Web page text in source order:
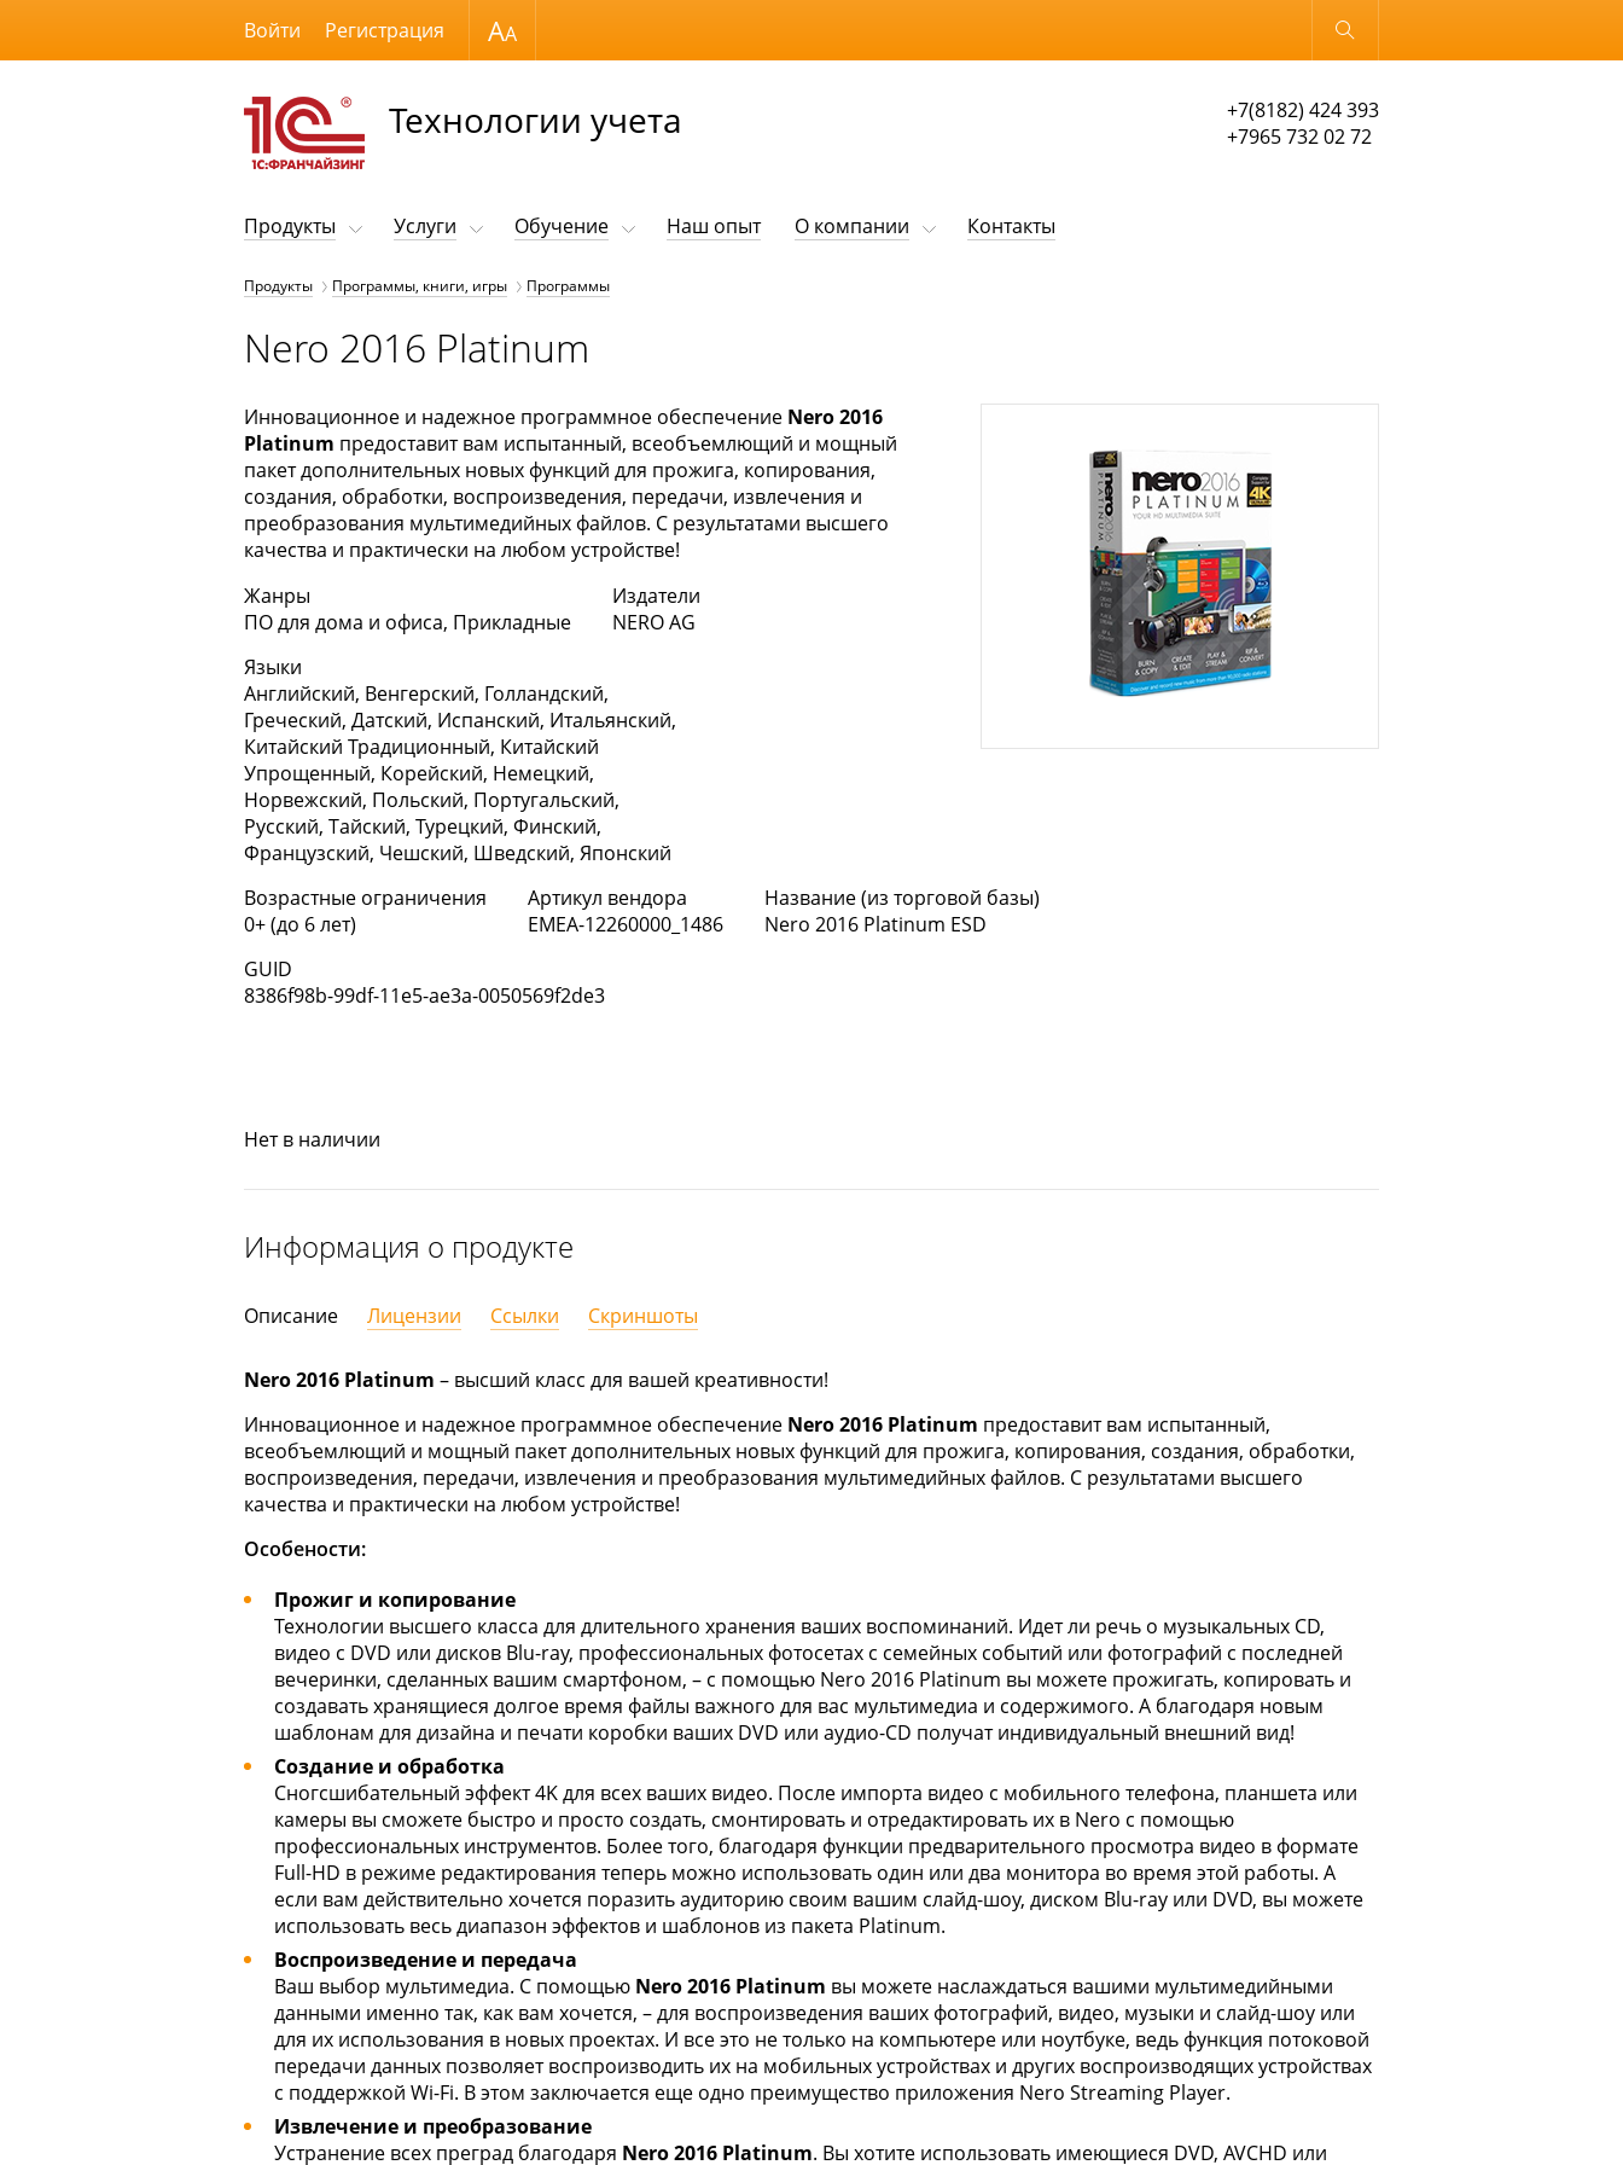
Размер шрифта Обычная версия
Технологии учета
+7(8182) 424 393
+7965 732 02 72
Войти Регистрация
Продукты Услуги Обучение Наш опыт О компании Контакты
Продукты Программы, книги, игры Программы
Nero 2016 Platinum
Инновационное и надежное программное обеспечение Nero 2016
Platinum предоставит вам испытанный, всеобъемлющий и мощный
пакет дополнительных новых функций для прожига, копирования,
создания, обработки, воспроизведения, передачи, извлечения и
преобразования мультимедийных файлов. С результатами высшего
качества и практически на любом устройстве!
Жанры
ПО для дома и офиса, Прикладные
Издатели
NERO AG
Языки
Английский, Венгерский, Голландский,
Греческий, Датский, Испанский, Итальянский,
Китайский Традиционный, Китайский
Упрощенный, Корейский, Немецкий,
Норвежский, Польский, Португальский,
Русский, Тайский, Турецкий, Финский,
Французский, Чешский, Шведский, Японский
Возрастные ограничения
0+ (до 6 лет)
Артикул вендора
EMEA-12260000_1486
Название (из торговой базы)
Nero 2016 Platinum ESD
GUID
8386f98b-99df-11e5-ae3a-0050569f2de3
Нет в наличии
Информация о продукте
Описание Лицензии Ссылки Скриншоты
Nero 2016 Platinum – высший класс для вашей креативности!
Инновационное и надежное программное обеспечение Nero 2016 Platinum предоставит вам испытанный,
всеобъемлющий и мощный пакет дополнительных новых функций для прожига, копирования, создания, обработки,
воспроизведения, передачи, извлечения и преобразования мультимедийных файлов. С результатами высшего
качества и практически на любом устройстве!
Особености:
Прожиг и копирование
Технологии высшего класса для длительного хранения ваших воспоминаний. Идет ли речь о музыкальных CD,
видео с DVD или дисков Blu-ray, профессиональных фотосетах с семейных событий или фотографий с последней
вечеринки, сделанных вашим смартфоном, – с помощью Nero 2016 Platinum вы можете прожигать, копировать и
создавать хранящиеся долгое время файлы важного для вас мультимедиа и содержимого. А благодаря новым
шаблонам для дизайна и печати коробки ваших DVD или аудио-CD получат индивидуальный внешний вид!
Создание и обработка
Сногсшибательный эффект 4K для всех ваших видео. После импорта видео с мобильного телефона, планшета или
камеры вы сможете быстро и просто создать, смонтировать и отредактировать их в Nero с помощью
профессиональных инструментов. Более того, благодаря функции предварительного просмотра видео в формате
Full-HD в режиме редактирования теперь можно использовать один или два монитора во время этой работы. А
если вам действительно хочется поразить аудиторию своим вашим слайд-шоу, диском Blu-ray или DVD, вы можете
использовать весь диапазон эффектов и шаблонов из пакета Platinum.
Воспроизведение и передача
Ваш выбор мультимедиа. С помощью Nero 2016 Platinum вы можете наслаждаться вашими мультимедийными
данными именно так, как вам хочется, – для воспроизведения ваших фотографий, видео, музыки и слайд-шоу или
для их использования в новых проектах. И все это не только на компьютере или ноутбуке, ведь функция потоковой
передачи данных позволяет воспроизводить их на мобильных устройствах и других воспроизводящих устройствах
с поддержкой Wi-Fi. В этом заключается еще одно преимущество приложения Nero Streaming Player.
Извлечение и преобразование
Устранение всех преград благодаря Nero 2016 Platinum. Вы хотите использовать имеющиеся DVD, AVCHD или